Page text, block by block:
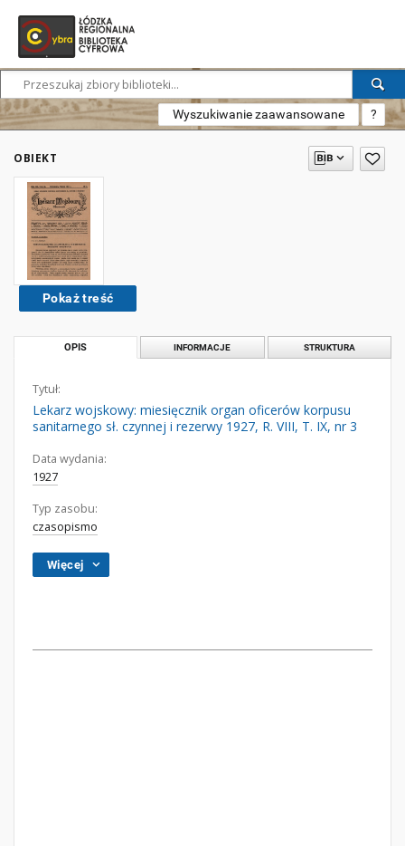
Wyszukiwanie zaawansowane ?
OBIEKT
Pokaż treść
OPIS INFORMACJE STRUKTURA
Tytuł:
Lekarz wojskowy: miesięcznik organ oficerów korpusu
sanitarnego sł. czynnej i rezerwy 1927, R. VIII, T. IX, nr 3
Data wydania:
1927
Typ zasobu:
czasopismo
Więcej